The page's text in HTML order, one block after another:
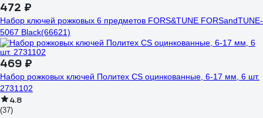
472 ₽
Набор ключей рожковых 6 предметов FORS&TUNE FORSandTUNE-
5067 Black(66621)
469 ₽
Набор рожковых ключей Политех CS оцинкованные, 6-17 мм, 6 шт.
2731102
4.8
(37)